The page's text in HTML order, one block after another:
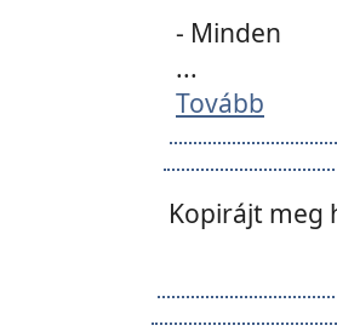
- Minden
...
Tovább
Kopirájt meg